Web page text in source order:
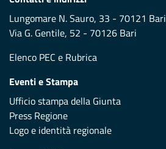
Lungomare N. Sauro, 33 - 70121 Bari
Via G. Gentile, 52 - 70126 Bari
Elenco PEC e Rubrica
Eventi e Stampa
Ufficio stampa della Giunta
Press Regione
Logo e identità regionale